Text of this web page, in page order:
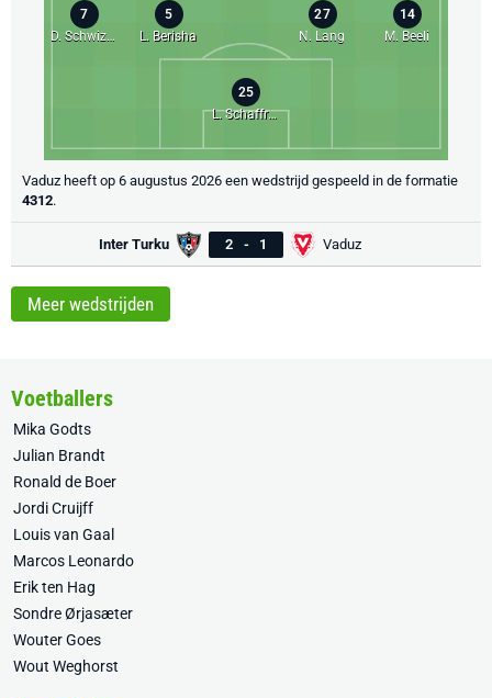
25
L. Schaffran
14
M. Beeli
7
D. Schwizer
27
N. Lang
5
L. Berisha
Vaduz heeft op 6 augustus 2026 een wedstrijd gespeeld in de formatie
4312.
Inter Turku 2 - 1 Vaduz
Meer wedstrijden
Voetballers
Mika Godts
Julian Brandt
Ronald de Boer
Jordi Cruijff
Louis van Gaal
Marcos Leonardo
Erik ten Hag
Sondre Ørjasæter
Wouter Goes
Wout Weghorst